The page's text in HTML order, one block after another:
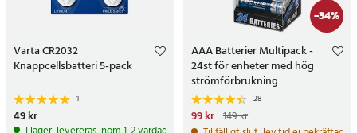
Varta CR2032
Knappcellsbatteri 5-pack
1
Pris:
49 kr
-34%
AAA Batterier Multipack -
24st för enheter med hög
strömförbrukning
28
Nuvarande pris
pris:149 kr
99 kr 149 kr